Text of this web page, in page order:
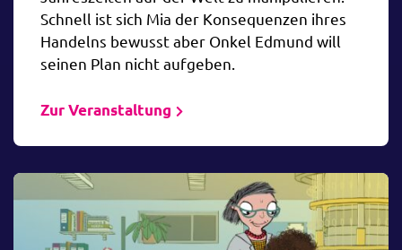
Schnell ist sich Mia der Konsequenzen ihres
Handelns bewusst aber Onkel Edmund will
seinen Plan nicht aufgeben.
Zur Veranstaltung